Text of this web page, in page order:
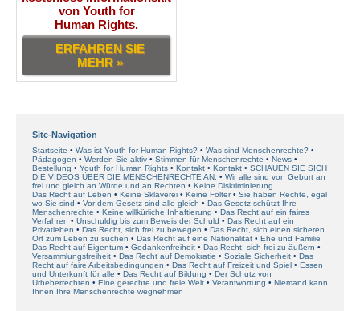
von Youth for
Human Rights.
ERFAHREN SIE
MEHR »
Site-Navigation
Startseite Was ist Youth for Human Rights?
Was sind Menschenrechte?
Pädagogen
Werden Sie aktiv Stimmen für Menschenrechte
News
Bestellung
Youth for Human Rights Kontakt Kontakt
SCHAUEN SIE SICH
DIE VIDEOS ÜBER DIE MENSCHENRECHTE AN:
Wir alle sind von Geburt an
frei und gleich an Würde und an Rechten
Keine Diskriminierung
Das Recht auf Leben
Keine Sklaverei Keine Folter
Sie haben Rechte, egal
wo Sie sind
Vor dem Gesetz sind alle gleich
Das Gesetz schützt Ihre
Menschenrechte
Keine willkürliche Inhaftierung
Das Recht auf ein faires
Verfahren
Unschuldig bis zum Beweis der Schuld
Das Recht auf ein
Privatleben
Das Recht, sich frei zu bewegen
Das Recht, sich einen sicheren
Ort zum Leben zu suchen
Das Recht auf eine Nationalität
Ehe und Familie
Das Recht auf Eigentum
Gedankenfreiheit
Das Recht, sich frei zu äußern
Versammlungsfreiheit
Das Recht auf Demokratie Soziale Sicherheit
Das
Recht auf faire Arbeitsbedingungen
Das Recht auf Freizeit und Spiel
Essen
und Unterkunft für alle
Das Recht auf Bildung
Der Schutz von
Urheberrechten
Eine gerechte und freie Welt Verantwortung
Niemand kann
Ihnen Ihre Menschenrechte wegnehmen